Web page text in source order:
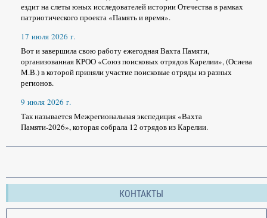
ездит на слеты юных исследователей истории Отечества в рамках
патриотического проекта «Память и время».
17 июля 2026 г.
Вот и завершила свою работу ежегодная Вахта Памяти,
организованная КРОО «Союз поисковых отрядов Карелии», (Осиева
М.В.) в которой приняли участие поисковые отряды из разных
регионов.
9 июля 2026 г.
Так называется Межрегиональная экспедиция «Вахта
Памяти-2026», которая собрала 12 отрядов из Карелии.
КОНТАКТЫ